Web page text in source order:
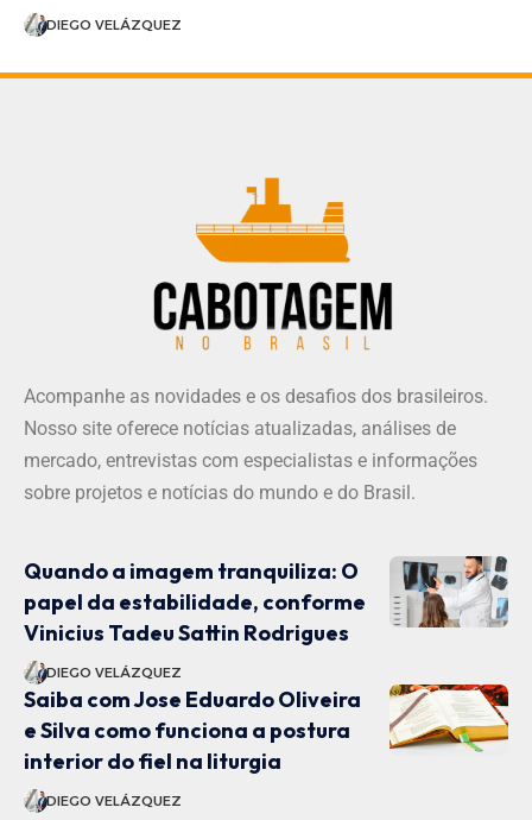
DIEGO VELÁZQUEZ
Acompanhe as novidades e os desafios dos brasileiros.
Nosso site oferece notícias atualizadas, análises de
mercado, entrevistas com especialistas e informações
sobre projetos e notícias do mundo e do Brasil.
Quando a imagem tranquiliza: O
papel da estabilidade, conforme
Vinicius Tadeu Sattin Rodrigues
DIEGO VELÁZQUEZ
Saiba com Jose Eduardo Oliveira
e Silva como funciona a postura
interior do fiel na liturgia
DIEGO VELÁZQUEZ